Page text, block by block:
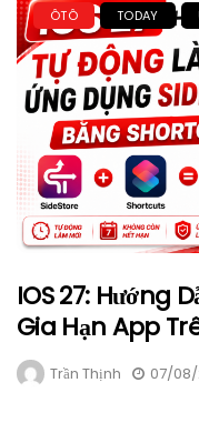
ÔTÔ TODAY
IOS 27: Hướng
Gia Hạn App
Trần Thịnh 07/